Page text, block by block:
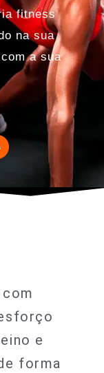
fitness
na sua
a sua
e
forma